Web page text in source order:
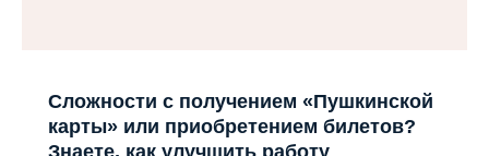
Сложности с получением «Пушкинской
карты» или приобретением билетов?
Знаете, как улучшить работу